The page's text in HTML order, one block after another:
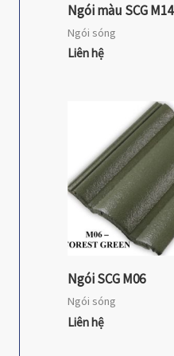
Ngói màu SCG M14
Ngói sóng
Liên hệ
Ngói SCG M06
Ngói sóng
Liên hệ